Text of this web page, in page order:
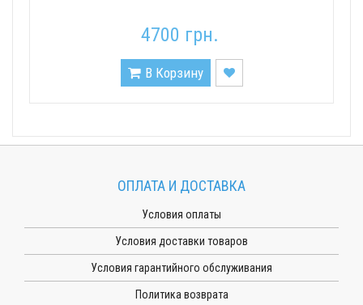
4700 грн.
В Корзину
ОПЛАТА И ДОСТАВКА
Условия оплаты
Условия доставки товаров
Условия гарантийного обслуживания
Политика возврата